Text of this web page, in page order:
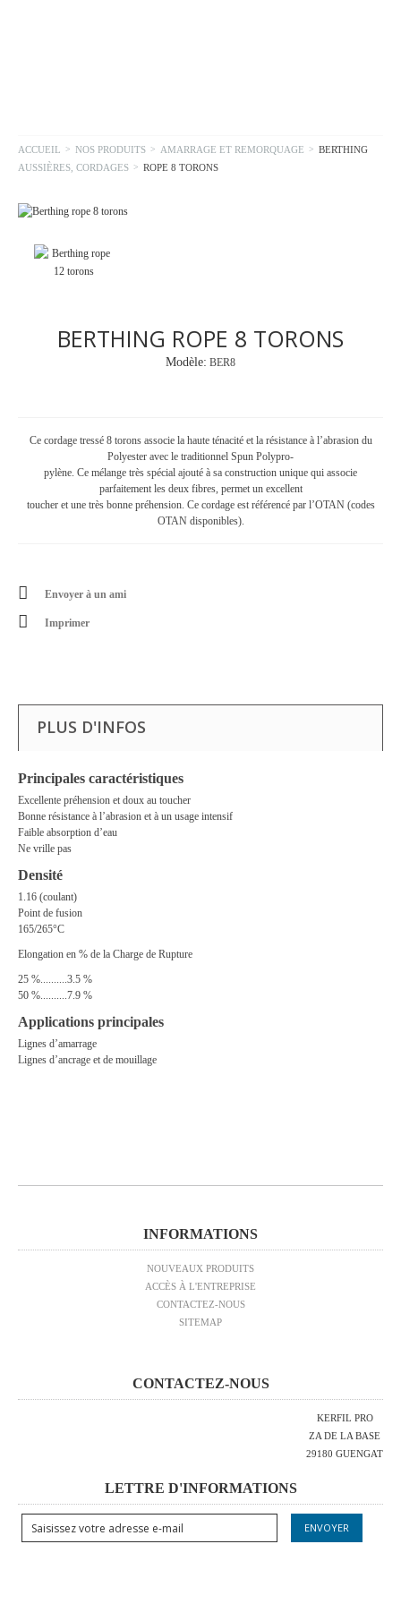
ACCUEIL > NOS PRODUITS > AMARRAGE ET REMORQUAGE >
AUSSIÈRES, CORDAGES >
BERTHING
ROPE 8 TORONS
BERTHING ROPE 8 TORONS
Modèle: BER8
Ce cordage tressé 8 torons associe la haute ténacité et la résistance à l’abrasion du
Polyester avec le traditionnel Spun Polypro-
pylène. Ce mélange très spécial ajouté à sa construction unique qui associe
parfaitement les deux fibres, permet un excellent
toucher et une très bonne préhension. Ce cordage est référencé par l’OTAN (codes
OTAN disponibles).
Envoyer à un ami
Imprimer
PLUS D'INFOS
Principales caractéristiques
Excellente préhension et doux au toucher
Bonne résistance à l’abrasion et à un usage intensif
Faible absorption d’eau
Ne vrille pas
Densité
1.16 (coulant)
Point de fusion
165/265°C
Elongation en % de la Charge de Rupture
25 %..........3.5 %
50 %..........7.9 %
Applications principales
Lignes d’amarrage
Lignes d’ancrage et de mouillage
INFORMATIONS
NOUVEAUX PRODUITS
ACCÈS À L'ENTREPRISE
CONTACTEZ-NOUS
SITEMAP
CONTACTEZ-NOUS
KERFIL PRO
ZA DE LA BASE
29180 GUENGAT
LETTRE D'INFORMATIONS
ENVOYER